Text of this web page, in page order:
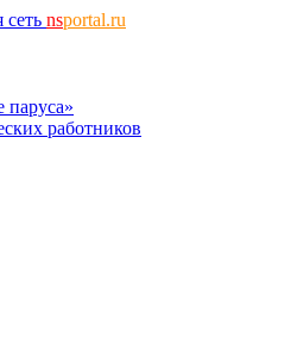
сеть nsportal.ru
паруса»
работников